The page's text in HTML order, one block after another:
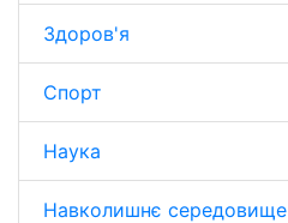
Здоров'я
Спорт
Наука
Навколишнє середовище